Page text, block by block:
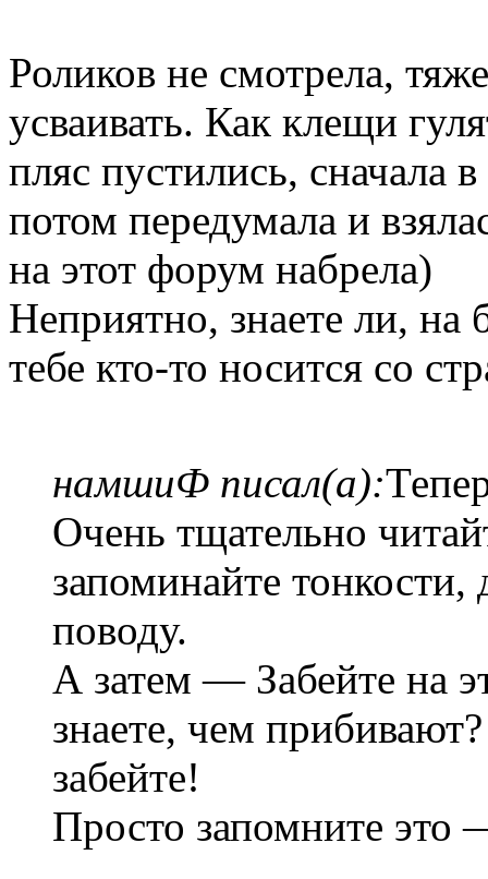
Роликов не смотрела,
усваивать. Как клещи
пляс пустились, сначала
потом передумала и
на этот форум набрела)
Неприятно, знаете ли, на
тебе кто-то носится со
намшиФ писал(а):
Очень тщательно
запоминайте
поводу.
А затем — Забейте на
знаете, чем
забейте!
Просто запомните